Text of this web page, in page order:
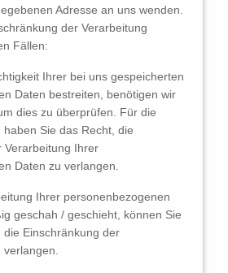
Adresse an uns wenden.
der Verarbeitung
Fällen:
Ihrer bei uns gespeicherten
Daten bestreiten, benötigen wir
dies zu überprüfen. Für die
Sie das Recht, die
Verarbeitung Ihrer
Daten zu verlangen.
Ihrer personenbezogenen
geschah / geschieht, können Sie
Einschränkung der
verlangen.